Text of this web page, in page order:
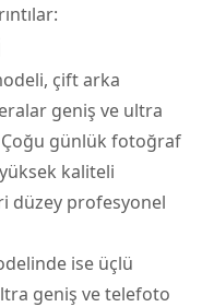
çift arka
geniş ve ultra
Çoğu günlük fotoğraf
yüksek kaliteli
düzey profesyonel
ise üçlü
geniş ve telefoto